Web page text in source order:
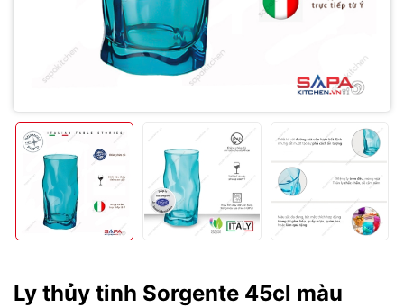
Ly thủy tinh Sorgente 45cl màu